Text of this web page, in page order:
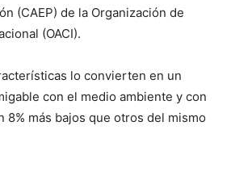
(CAEP) de la Organización de
(OACI).
lo convierten en un
con el medio ambiente y con
8% más bajos que otros del mismo